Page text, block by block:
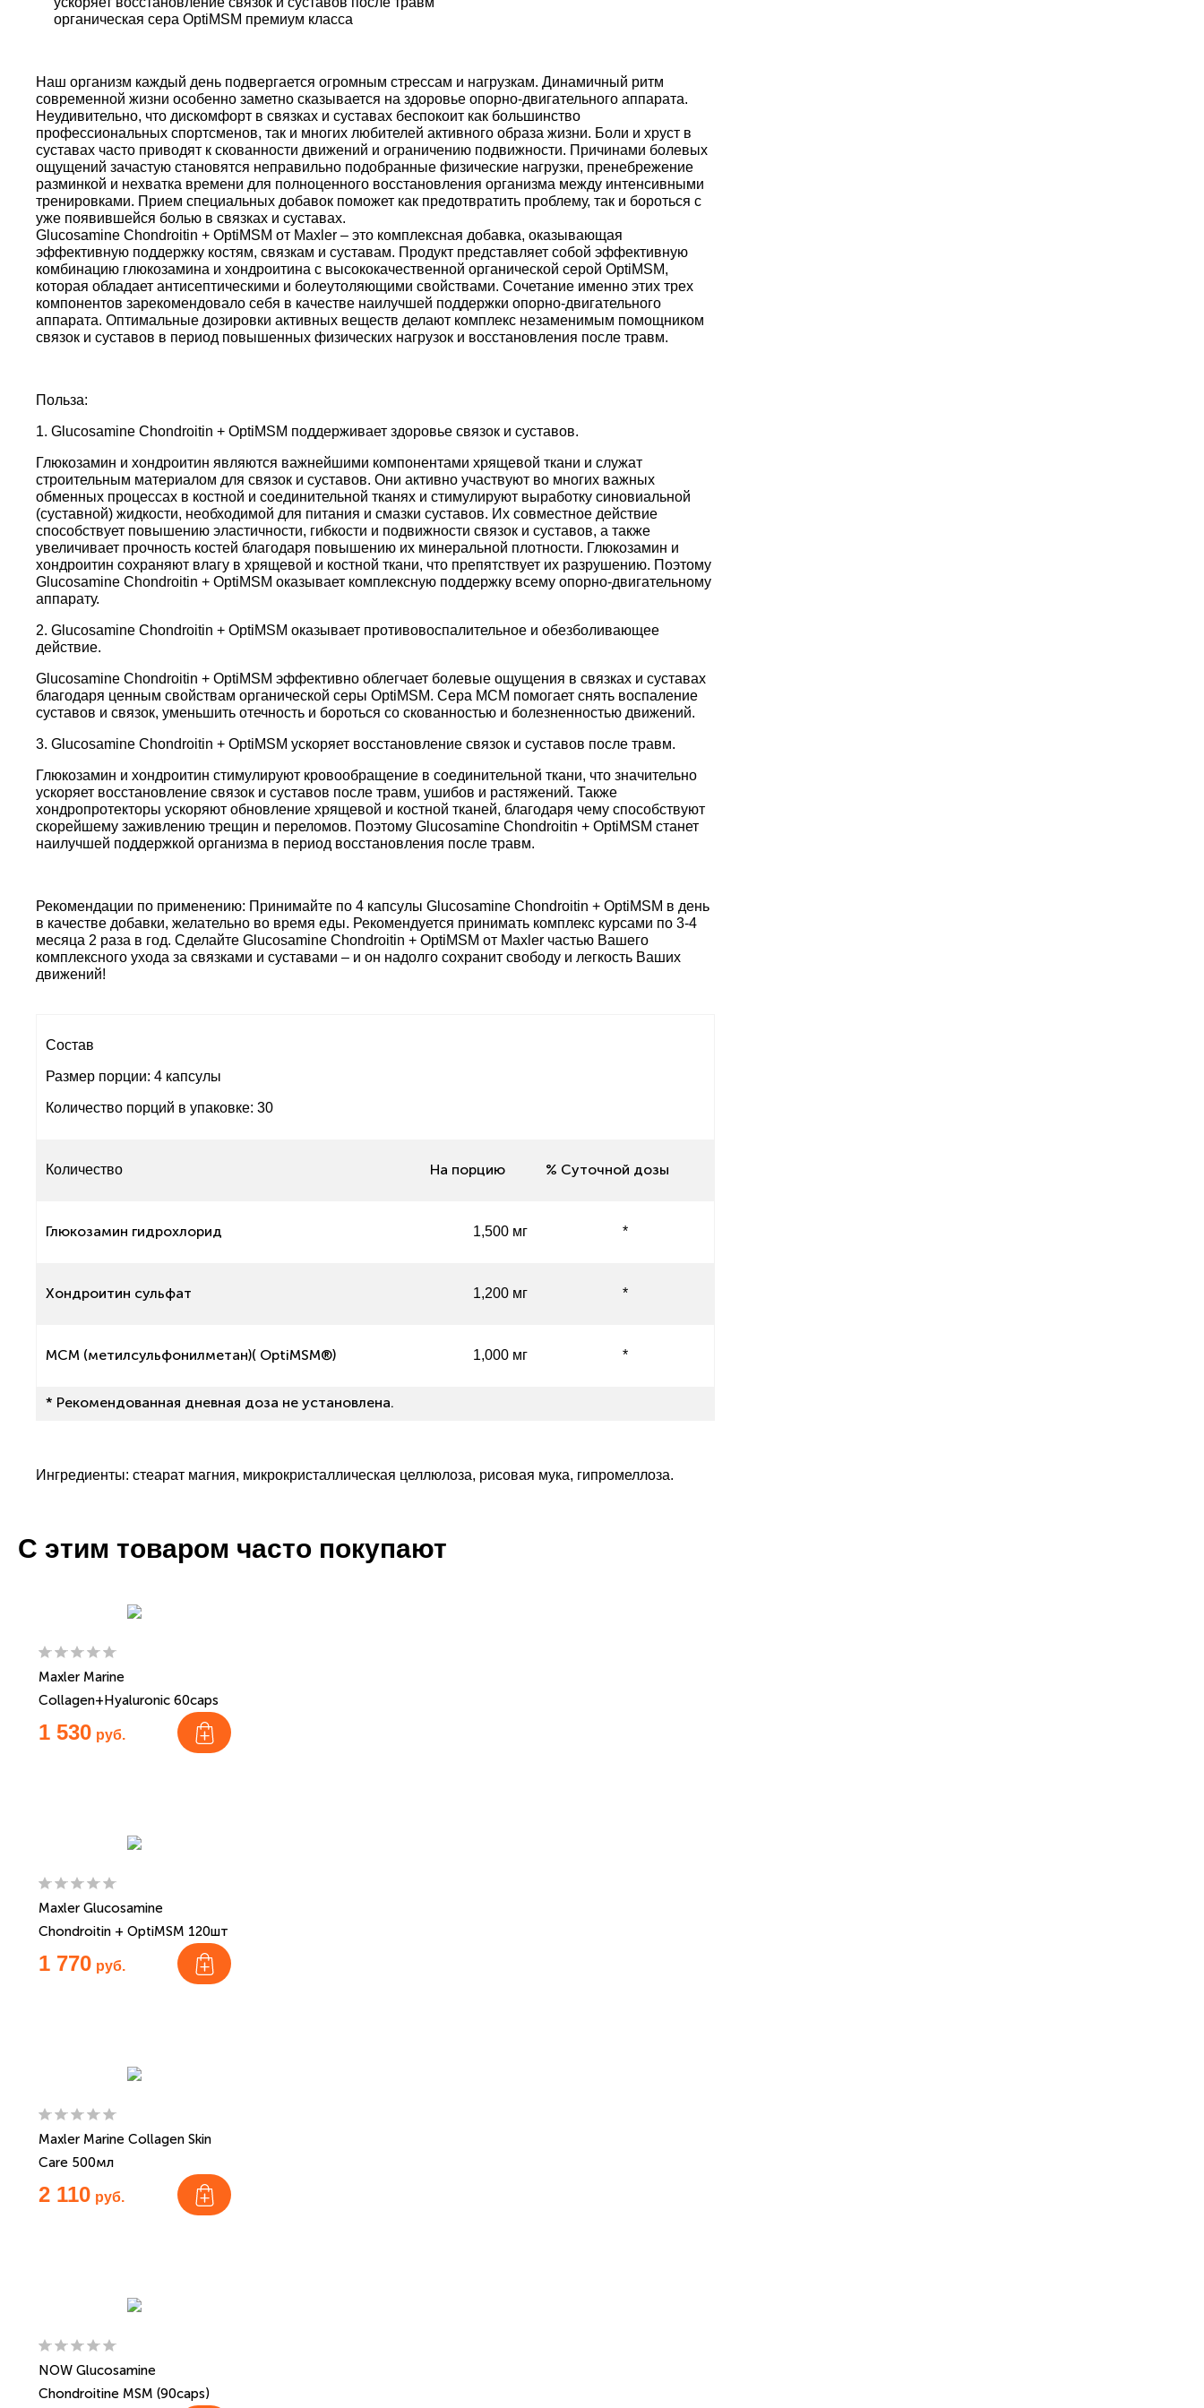
органическая сера OptiMSM премиум класса
Наш организм каждый день подвергается огромным стрессам и нагрузкам. Динамичный ритм
современной жизни особенно заметно сказывается на здоровье опорно-двигательного аппарата.
Неудивительно, что дискомфорт в связках и суставах беспокоит как большинство
профессиональных спортсменов, так и многих любителей активного образа жизни. Боли и хруст в
суставах часто приводят к скованности движений и ограничению подвижности. Причинами болевых
ощущений зачастую становятся неправильно подобранные физические нагрузки, пренебрежение
разминкой и нехватка времени для полноценного восстановления организма между интенсивными
тренировками. Прием специальных добавок поможет как предотвратить проблему, так и бороться с
уже появившейся болью в связках и суставах.
Glucosamine Chondroitin + OptiMSM от Maxler – это комплексная добавка, оказывающая
эффективную поддержку костям, связкам и суставам. Продукт представляет собой эффективную
комбинацию глюкозамина и хондроитина с высококачественной органической серой OptiMSM,
которая обладает антисептическими и болеутоляющими свойствами. Сочетание именно этих трех
компонентов зарекомендовало себя в качестве наилучшей поддержки опорно-двигательного
аппарата. Оптимальные дозировки активных веществ делают комплекс незаменимым помощником
связок и суставов в период повышенных физических нагрузок и восстановления после травм.
Польза:
1. Glucosamine Chondroitin + OptiMSM поддерживает здоровье связок и суставов.
Глюкозамин и хондроитин являются важнейшими компонентами хрящевой ткани и служат
строительным материалом для связок и суставов. Они активно участвуют во многих важных
обменных процессах в костной и соединительной тканях и стимулируют выработку синовиальной
(суставной) жидкости, необходимой для питания и смазки суставов. Их совместное действие
способствует повышению эластичности, гибкости и подвижности связок и суставов, а также
увеличивает прочность костей благодаря повышению их минеральной плотности. Глюкозамин и
хондроитин сохраняют влагу в хрящевой и костной ткани, что препятствует их разрушению. Поэтому
Glucosamine Chondroitin + OptiMSM оказывает комплексную поддержку всему опорно-двигательному
аппарату.
2. Glucosamine Chondroitin + OptiMSM оказывает противовоспалительное и обезболивающее
действие.
Glucosamine Chondroitin + OptiMSM эффективно облегчает болевые ощущения в связках и суставах
благодаря ценным свойствам органической серы OptiMSM. Сера МСМ помогает снять воспаление
суставов и связок, уменьшить отечность и бороться со скованностью и болезненностью движений.
3. Glucosamine Chondroitin + OptiMSM ускоряет восстановление связок и суставов после травм.
Глюкозамин и хондроитин стимулируют кровообращение в соединительной ткани, что значительно
ускоряет восстановление связок и суставов после травм, ушибов и растяжений. Также
хондропротекторы ускоряют обновление хрящевой и костной тканей, благодаря чему способствуют
скорейшему заживлению трещин и переломов. Поэтому Glucosamine Chondroitin + OptiMSM станет
наилучшей поддержкой организма в период восстановления после травм.
Рекомендации по применению: Принимайте по 4 капсулы Glucosamine Chondroitin + OptiMSM в день
в качестве добавки, желательно во время еды. Рекомендуется принимать комплекс курсами по 3-4
месяца 2 раза в год. Сделайте Glucosamine Chondroitin + OptiMSM от Maxler частью Вашего
комплексного ухода за связками и суставами – и он надолго сохранит свободу и легкость Ваших
движений!
Состав
Размер порции: 4 капсулы
Количество порций в упаковке: 30
Количество На порцию % Суточной дозы
Глюкозамин гидрохлорид 1,500 мг *
Хондроитин сульфат 1,200 мг *
МСМ (метилсульфонилметан)( OptiMSM®) 1,000 мг *
* Рекомендованная дневная доза не установлена.
Ингредиенты: стеарат магния, микрокристаллическая целлюлоза, рисовая мука, гипромеллоза.
С этим товаром часто покупают
Maxler Marine
Collagen+Hyaluronic 60caps
1 530 руб.
Maxler Glucosamine
Chondroitin + OptiMSM 120шт
1 770 руб.
Maxler Marine Collagen Skin
Care 500мл
2 110 руб.
NOW Glucosamine
Chondroitine MSM (90caps)